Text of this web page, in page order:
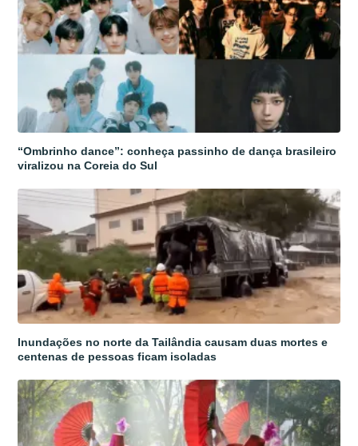
“Ombrinho dance”: conheça passinho de dança brasileiro
viralizou na Coreia do Sul
Inundações no norte da Tailândia causam duas mortes e
centenas de pessoas ficam isoladas